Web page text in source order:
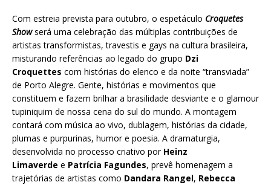
Com estreia prevista para outubro, o espetáculo Croquetes
Showserá uma celebração das múltiplas contribuições de
artistas transformistas, travestis e gays na cultura brasileira,
misturando referências ao legado do grupo Dzi
Croquettes com histórias do elenco e da noite “transviada”
de Porto Alegre. Gente, histórias e movimentos que
constituem e fazem brilhar a brasilidade desviante e o glamour
tupiniquim de nossa cena do sul do mundo. A montagem
contará com música ao vivo, dublagem, histórias da cidade,
plumas e purpurinas, humor e poesia. A dramaturgia,
desenvolvida no processo criativo por Heinz
Limaverde e Patrícia Fagundes, prevê homenagem a
trajetórias de artistas como Dandara Rangel, Rebecca